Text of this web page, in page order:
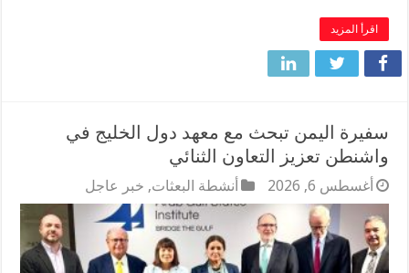
اقرأ المزيد
سفيرة اليمن تبحث مع معهد دول الخليج في
واشنطن تعزيز التعاون الثنائي
أغسطس 6, 2026 أنشطة البعثات, خبر عاجل